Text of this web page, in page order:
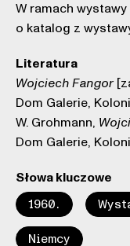
Słowa kluczowe
1960.
Niemcy
W ramach
o katalog z
Literatura
Wojciech Fangor
Dom Galerie,
W. Grohmann,
Dom Galerie,